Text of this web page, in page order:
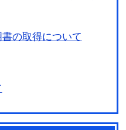
の取得について